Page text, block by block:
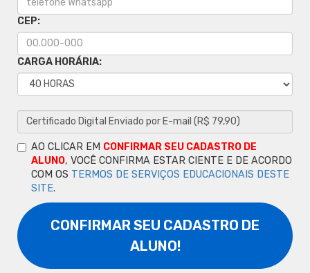
CEP:
CARGA HORÁRIA:
AO CLICAR EM CONFIRMAR SEU CADASTRO DE
ALUNO, VOCÊ CONFIRMA ESTAR CIENTE E DE ACORDO
COM OS TERMOS DE SERVIÇOS EDUCACIONAIS DESTE
SITE.
CONFIRMAR SEU CADASTRO DE
ALUNO!